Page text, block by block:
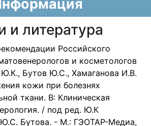
и литература
Российского
и косметологов
Ю.К., Бутов Ю.С., Хамаганова И.В.
кожи при болезнях
ткани. В: Клиническая
/ под ред. Ю.К
Ю.С. Бутова. - М.: ГЭОТАР-Медиа,